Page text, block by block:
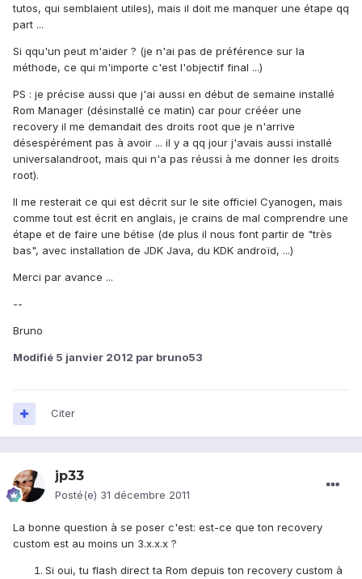
tutos, qui semblaient utiles), mais il doit me manquer une étape qq
part ...
Si qqu'un peut m'aider ? (je n'ai pas de préférence sur la
méthode, ce qui m'importe c'est l'objectif final ...)
PS : je précise aussi que j'ai aussi en début de semaine installé
Rom Manager (désinstallé ce matin) car pour crééer une
recovery il me demandait des droits root que je n'arrive
désespérément pas à avoir ... il y a qq jour j'avais aussi installé
universalandroot, mais qui n'a pas réussi à me donner les droits
root).
Il me resterait ce qui est décrit sur le site officiel Cyanogen, mais
comme tout est écrit en anglais, je crains de mal comprendre une
étape et de faire une bétise (de plus il nous font partir de "très
bas", avec installation de JDK Java, du KDK androïd, ...)
Merci par avance ...
--
Bruno
Modifié 5 janvier 2012 par bruno53
Citer
jp33
Posté(e) 31 décembre 2011
La bonne question à se poser c'est: est-ce que ton recovery
custom est au moins un 3.x.x.x ?
Si oui, tu flash direct ta Rom depuis ton recovery custom à